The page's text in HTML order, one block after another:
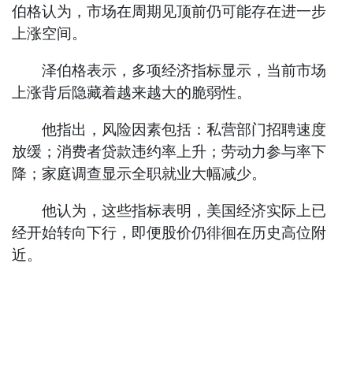
伯格认为，市场在周期见顶前仍可能存在进一步
上涨空间。
泽伯格表示，多项经济指标显示，当前市场
上涨背后隐藏着越来越大的脆弱性。
他指出，风险因素包括：私营部门招聘速度
放缓；消费者贷款违约率上升；劳动力参与率下
降；家庭调查显示全职就业大幅减少。
他认为，这些指标表明，美国经济实际上已
经开始转向下行，即便股价仍徘徊在历史高位附
近。